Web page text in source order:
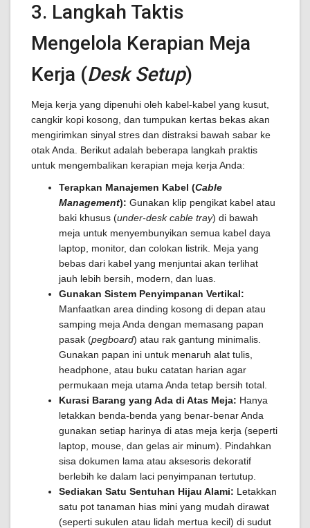
3. Langkah Taktis
Mengelola Kerapian Meja
Kerja (Desk Setup)
Meja kerja yang dipenuhi oleh kabel-kabel yang kusut,
cangkir kopi kosong, dan tumpukan kertas bekas akan
mengirimkan sinyal stres dan distraksi bawah sabar ke
otak Anda. Berikut adalah beberapa langkah praktis
untuk mengembalikan kerapian meja kerja Anda:
Terapkan Manajemen Kabel (Cable
Management): Gunakan klip pengikat kabel atau
baki khusus (under-desk cable tray) di bawah
meja untuk menyembunyikan semua kabel daya
laptop, monitor, dan colokan listrik. Meja yang
bebas dari kabel yang menjuntai akan terlihat
jauh lebih bersih, modern, dan luas.
Gunakan Sistem Penyimpanan Vertikal:
Manfaatkan area dinding kosong di depan atau
samping meja Anda dengan memasang papan
pasak (pegboard) atau rak gantung minimalis.
Gunakan papan ini untuk menaruh alat tulis,
headphone, atau buku catatan harian agar
permukaan meja utama Anda tetap bersih total.
Kurasi Barang yang Ada di Atas Meja: Hanya
letakkan benda-benda yang benar-benar Anda
gunakan setiap harinya di atas meja kerja (seperti
laptop, mouse, dan gelas air minum). Pindahkan
sisa dokumen lama atau aksesoris dekoratif
berlebih ke dalam laci penyimpanan tertutup.
Sediakan Satu Sentuhan Hijau Alami: Letakkan
satu pot tanaman hias mini yang mudah dirawat
(seperti sukulen atau lidah mertua kecil) di sudut